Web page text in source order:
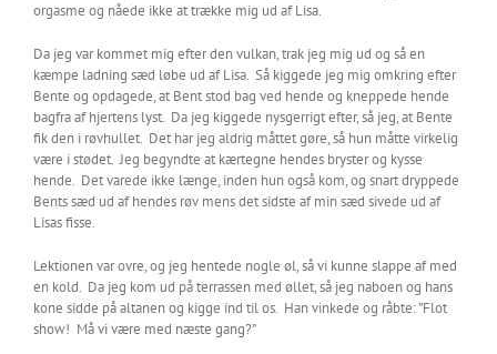
orgasme og nåede ikke at trække mig ud af Lisa.
Da jeg var kommet mig efter den vulkan, trak jeg mig ud og så en
kæmpe ladning sæd løbe ud af Lisa. Så kiggede jeg mig omkring efter
Bente og opdagede, at Bent stod bag ved hende og kneppede hende
bagfra af hjertens lyst. Da jeg kiggede nysgerrigt efter, så jeg, at Bente
fik den i røvhullet. Det har jeg aldrig måttet gøre, så hun måtte virkelig
være i stødet. Jeg begyndte at kærtegne hendes bryster og kysse
hende. Det varede ikke længe, inden hun også kom, og snart dryppede
Bents sæd ud af hendes røv mens det sidste af min sæd sivede ud af
Lisas fisse.
Lektionen var ovre, og jeg hentede nogle øl, så vi kunne slappe af med
en kold. Da jeg kom ud på terrassen med øllet, så jeg naboen og hans
kone sidde på altanen og kigge ind til os. Han vinkede og råbte: ”Flot
show! Må vi være med næste gang?”